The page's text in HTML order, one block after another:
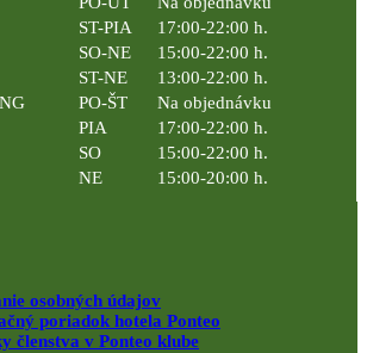
ST-PIA
17:00-22:00 h.
SO-NE
15:00-22:00 h.
ST-NE
13:00-22:00 h.
PO-ŠT
Na objednávku
PIA
17:00-22:00 h.
SO
15:00-22:00 h.
NE
15:00-20:00 h.
osobných údajov
poriadok hotela Ponteo
členstva v Ponteo klube